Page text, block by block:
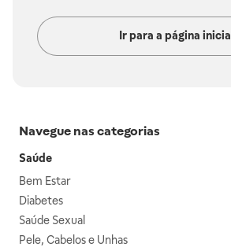
Ir para a página inicial
Navegue nas categorias
Saúde
Bem Estar
Diabetes
Saúde Sexual
Pele, Cabelos e Unhas